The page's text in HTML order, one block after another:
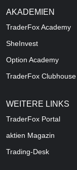
AKADEMIEN
TraderFox Academy
SheInvest
Option Academy
TraderFox Clubhouse
WEITERE LINKS
TraderFox Portal
aktien Magazin
Trading-Desk